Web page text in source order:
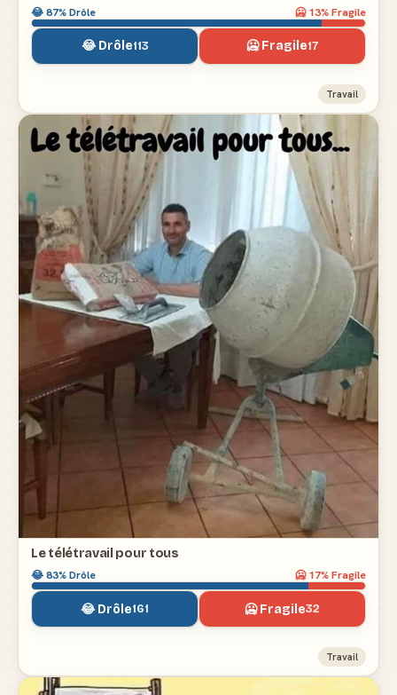
😂87% Drôle 🥶13% Fragile
😂 Drôle113 🥶 Fragile17
Travail
Le télétravail pour tous
😂83% Drôle 🥶17% Fragile
😂 Drôle161 🥶 Fragile32
Travail